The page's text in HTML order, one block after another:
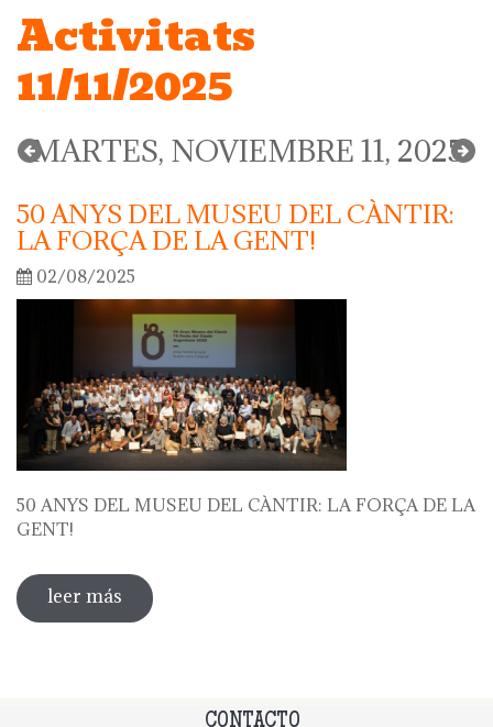
Activitats
11/11/2025
MARTES, NOVIEMBRE 11, 2025
50 ANYS DEL MUSEU DEL CÀNTIR:
LA FORÇA DE LA GENT!
02/08/2025
50 ANYS DEL MUSEU DEL CÀNTIR: LA FORÇA DE LA
GENT!
leer más sobre 50 anys del museu del càntir: la
força de la gent!
CONTACTO